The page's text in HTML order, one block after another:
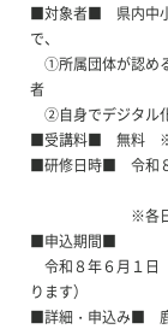
■対象者■ 県内中小
で、
①所属団体が認め
者
②自身でデジタル
■受講料■ 無料 ※テ
■研修日時■ 令和８
８月 １日
※各日 １０:０
■申込期間■
令和８年６月１日
ります）
■詳細・申込み■ 鹿